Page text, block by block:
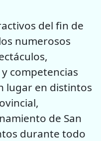
del fin de
numerosos
competencias
lugar en distintos
de San
durante todo